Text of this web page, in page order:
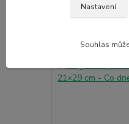
Nastavení
Souhlas